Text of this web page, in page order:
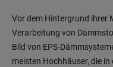
Vor dem Hintergrund ihrer
Verarbeitung von
Bild von EPS-
meisten Hochhäuser, die